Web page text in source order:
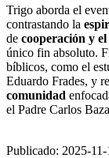
Trigo aborda el
contrastando la
de cooperación y
único fin absoluto.
bíblicos, como el
Eduardo Frades, y
comunidad
el Padre Carlos
Publicado: 2025-11-